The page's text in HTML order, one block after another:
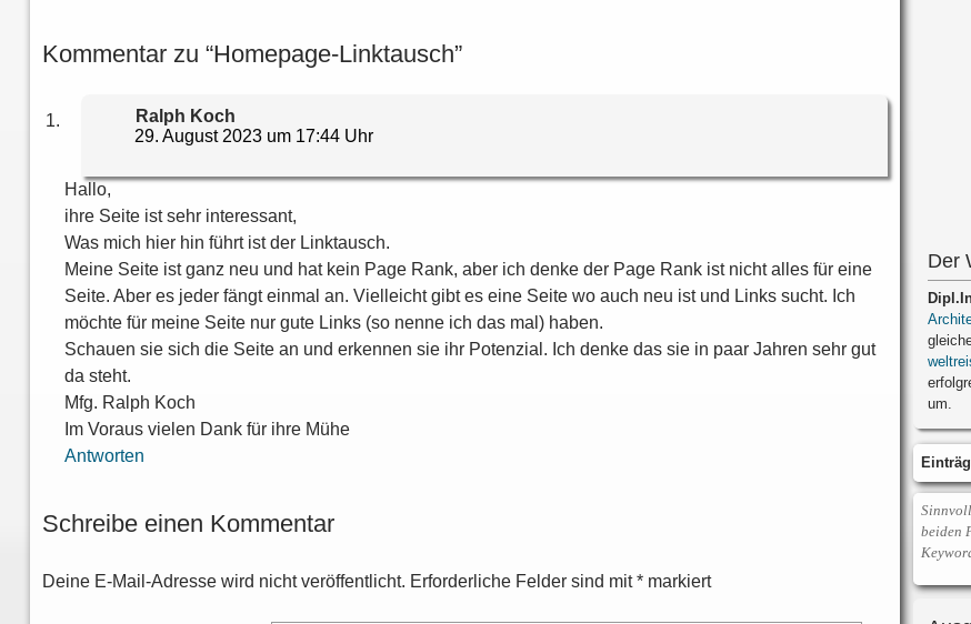
Kommentar zu “Homepage-Linktausch”
Ralph Kochsagt:
29. August 2023 um 17:44 Uhr
Hallo,
ihre Seite ist sehr interessant,
Was mich hier hin führt ist der Linktausch.
Meine Seite ist ganz neu und hat kein Page Rank, aber ich denke der Page Rank ist nicht alles für eine
Seite. Aber es jeder fängt einmal an. Vielleicht gibt es eine Seite wo auch neu ist und Links sucht. Ich
möchte für meine Seite nur gute Links (so nenne ich das mal) haben.
Schauen sie sich die Seite an und erkennen sie ihr Potenzial. Ich denke das sie in paar Jahren sehr gut
da steht.
Mfg. Ralph Koch
Im Voraus vielen Dank für ihre Mühe
Antworten
Schreibe einen Kommentar
Deine E-Mail-Adresse wird nicht veröffentlicht. Erforderliche Felder sind mit* markiert
Der
um.
beiden